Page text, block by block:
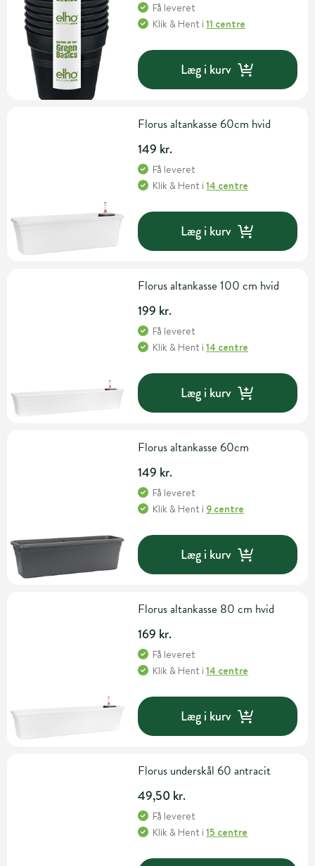
Få leveret
Klik & Hent i11 centre
Læg i kurv
Florus altankasse 60cm hvid
149 kr.
Få leveret
Klik & Hent i14 centre
Læg i kurv
Florus altankasse 100 cm hvid
199 kr.
Få leveret
Klik & Hent i14 centre
Læg i kurv
Florus altankasse 60cm
149 kr.
Få leveret
Klik & Hent i 9 centre
Læg i kurv
Florus altankasse 80 cm hvid
169 kr.
Få leveret
Klik & Hent i14 centre
Læg i kurv
Florus underskål 60 antracit
49,50 kr.
Få leveret
Klik & Hent i15 centre